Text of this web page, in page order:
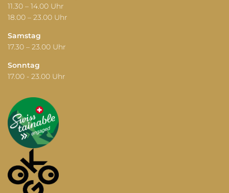
11.30 – 14.00 Uhr
18.00 – 23.00 Uhr
Samstag
17.30 – 23.00 Uhr
Sonntag
17.00 - 23.00 Uhr